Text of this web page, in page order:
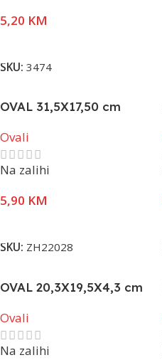
5,20 KM
SKU: 3474
OVAL 31,5X17,50 cm
Ovali
Na zalihi
5,90 KM
SKU: ZH22028
OVAL 20,3X19,5X4,3 cm
Ovali
Na zalihi